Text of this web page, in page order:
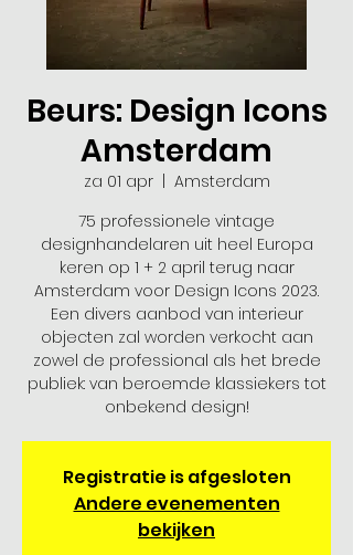
Beurs: Design Icons
Amsterdam
za 01 apr
  |
Amsterdam
75 professionele vintage
designhandelaren uit heel Europa
keren op 1 + 2 april terug naar
Amsterdam voor Design Icons 2023.
Een divers aanbod van interieur
objecten zal worden verkocht aan
zowel de professional als het brede
publiek: van beroemde klassiekers tot
onbekend design!
Registratie is afgesloten
Andere evenementen
bekijken